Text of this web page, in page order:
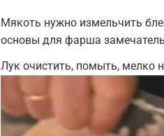
Мякоть нужно измельчить
основы для фарша
Лук очистить, помыть, мелко